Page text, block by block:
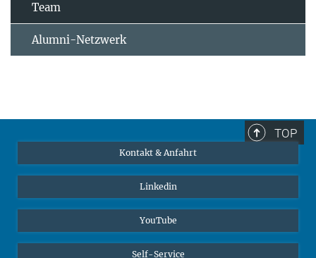
Team
Alumni-Netzwerk
TOP
Kontakt & Anfahrt
Linkedin
YouTube
Self-Service